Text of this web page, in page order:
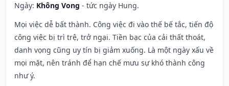
Ngày: Không Vong - tức ngày Hung.
Mọi việc dễ bất thành. Công việc đi vào thế bế tắc, tiến độ
công việc bị trì trệ, trở ngại. Tiền bạc của cải thất thoát,
danh vọng cũng uy tín bị giảm xuống. Là một ngày xấu về
mọi mặt, nên tránh để hạn chế mưu sự khó thành công
như ý.